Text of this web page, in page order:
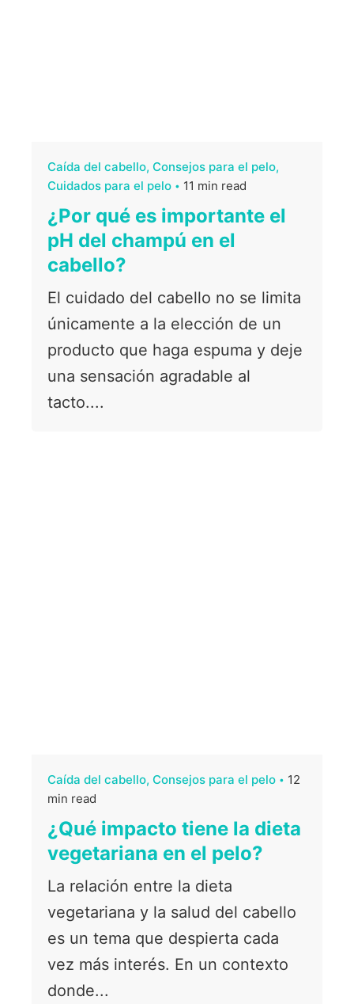
Caída del cabello Consejos para el pelo
Cuidados para el pelo
11 min read
¿Por qué es importante el
pH del champú en el
cabello?
El cuidado del cabello no se limita
únicamente a la elección de un
producto que haga espuma y deje
una sensación agradable al
tacto....
Caída del cabello Consejos para el pelo
12
min read
¿Qué impacto tiene la dieta
vegetariana en el pelo?
La relación entre la dieta
vegetariana y la salud del cabello
es un tema que despierta cada
vez más interés. En un contexto
donde...